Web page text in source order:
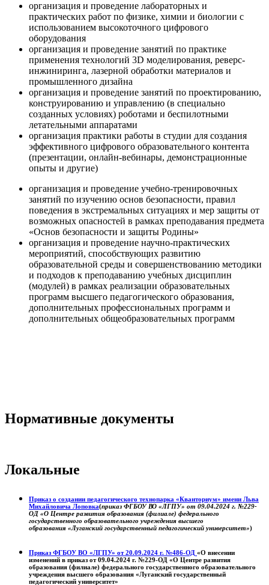
организация и проведение лабораторных и
практических работ по физике, химии и биологии с
использованием высокоточного цифрового
оборудования
организация и проведение занятий по практике
применения технологий 3D моделирования, реверс-
инжиниринга, лазерной обработки материалов и
промышленного дизайна
организация и проведение занятий по проектированию,
конструированию и управлению (в специально
созданных условиях) роботами и беспилотными
летательными аппаратами
организация практики работы в студии для создания
эффективного цифрового образовательного контента
(презентации, онлайн-вебинары, демонстрационные
опыты и другие)
организация и проведение учебно-тренировочных
занятий по изучению основ безопасности, правил
поведения в экстремальных ситуациях и мер защиты от
возможных опасностей в рамках преподавания предмета
«Основ безопасности и защиты Родины»
организация и проведение научно-практических
мероприятий, способствующих развитию
образовательной среды и совершенствованию методики
и подходов к преподаванию учебных дисциплин
(модулей) в рамках реализации образовательных
программ высшего педагогического образования,
дополнительных профессиональных программ и
дополнительных общеобразовательных программ
Нормативные документы
Локальные
Приказ о создании педагогического технопарка «Кванториум» имени Льва
Михайловича Лоповка(приказ ФГБОУ ВО «ЛГПУ» от 09.04.2024 г. №229-
ОД «О Центре развития образования (филиале) федерального
государственного образовательного учреждения высшего
образования «Луганский государственный педагогический университет»)
Приказ ФГБОУ ВО «ЛГПУ» от 20.09.2024 г. №486-ОД «О внесении
изменений в приказ от 09.04.2024 г. №229-ОД «О Центре развития
образования (филиале) федерального государственного образовательного
учреждения высшего образования «Луганский государственный
педагогический университет»